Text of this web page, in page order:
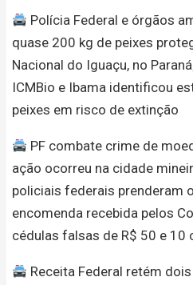
Polícia Federal e órgãos
quase 200 kg de peixes
Nacional do Iguaçu, no
ICMBio e Ibama identificou
peixes em risco de extinção
PF combate crime de
ação ocorreu na cidade
policiais federais prenderam
encomenda recebida pelos
cédulas falsas de R$ 50 e 10
Receita Federal retém